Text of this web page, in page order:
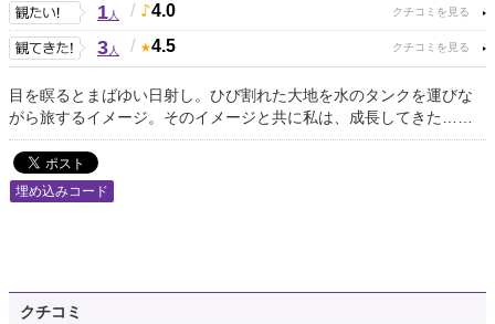
1人 / 4.0
3人 / 4.5
目を瞑るとまばゆい日射し。ひび割れた大地を水のタンクを運びな
がら旅するイメージ。そのイメージと共に私は、成長してきた……
埋め込みコード
クチコミ